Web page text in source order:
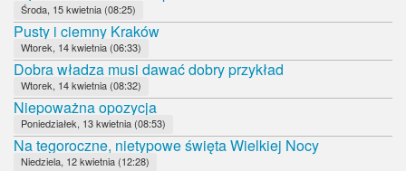
Środa, 15 kwietnia (08:25)
Pusty i ciemny Kraków
Wtorek, 14 kwietnia (06:33)
Dobra władza musi dawać dobry przykład
Wtorek, 14 kwietnia (08:32)
Niepoważna opozycja
Poniedziałek, 13 kwietnia (08:53)
Na tegoroczne, nietypowe święta Wielkiej Nocy
Niedziela, 12 kwietnia (12:28)